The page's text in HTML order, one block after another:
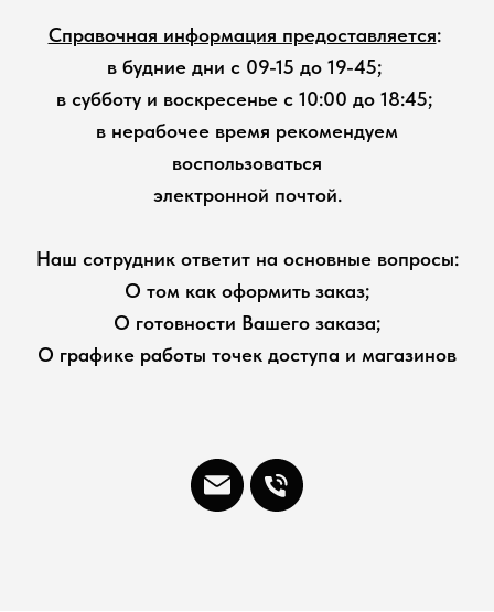
Справочная информация предоставляется:
в будние дни с 09-15 до 19-45;
в субботу и воскресенье с 10:00 до 18:45;
в нерабочее время рекомендуем
воспользоваться
электронной почтой.
Наш сотрудник ответит на основные вопросы:
О том как оформить заказ;
О готовности Вашего заказа;
О графике работы точек доступа и магазинов